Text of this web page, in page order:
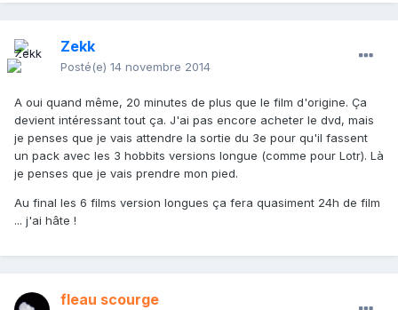
Zekk
Posté(e) 14 novembre 2014
A oui quand même, 20 minutes de plus que le film d'origine. Ça
devient intéressant tout ça. J'ai pas encore acheter le dvd, mais
je penses que je vais attendre la sortie du 3e pour qu'il fassent
un pack avec les 3 hobbits versions longue (comme pour Lotr). Là
je penses que je vais prendre mon pied.
Au final les 6 films version longues ça fera quasiment 24h de film
... j'ai hâte !
fleau scourge